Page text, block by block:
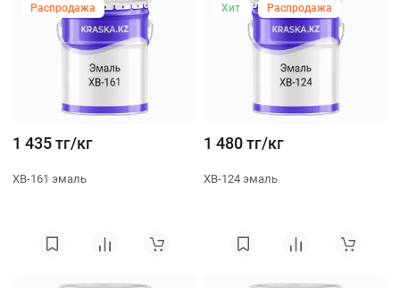
Распродажа
1 435 тг/кг
ХВ-161 эмаль
Хит Распродажа
1 480 тг/кг
ХВ-124 эмаль